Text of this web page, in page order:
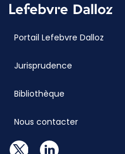
Portail Lefebvre Dalloz
Jurisprudence
Bibliothèque
Nous contacter